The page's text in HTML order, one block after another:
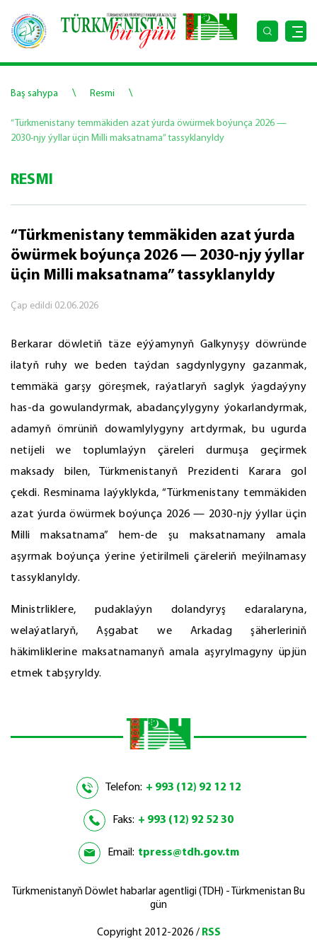
Baş sahypa \ Resmi \
“Türkmenistany temmäkiden azat ýurda öwürmek boýunça 2026 —
2030-njy ýyllar üçin Milli maksatnama” tassyklanyldy
RESMI
“Türkmenistany temmäkiden azat ýurda
öwürmek boýunça 2026 — 2030-njy ýyllar
üçin Milli maksatnama” tassyklanyldy
Çap edildi 02.06.2026
Berkarar döwletiň täze eýýamynyň Galkynyşy döwründe
ilatyň ruhy we beden taýdan sagdynlygyny gazanmak,
temmäkä garşy göreşmek, raýatlaryň saglyk ýagdaýyny
has-da gowulandyrmak, abadançylygyny ýokarlandyrmak,
adamyň ömrüniň dowamlylygyny artdyrmak, bu ugurda
netijeli we toplumlaýyn çäreleri durmuşa geçirmek
maksady bilen, Türkmenistanyň Prezidenti Karara gol
çekdi. Resminama laýyklykda, “Türkmenistany temmäkiden
azat ýurda öwürmek boýunça 2026 — 2030-njy ýyllar üçin
Milli maksatnama” hem-de şu maksatnamany amala
aşyrmak boýunça ýerine ýetirilmeli çäreleriň meýilnamasy
tassyklanyldy.
Ministrliklere, pudaklaýyn dolandyryş edaralaryna,
welaýatlaryň, Aşgabat we Arkadag şäherleriniň
häkimliklerine maksatnamanyň amala aşyrylmagyny üpjün
etmek tabşyryldy.
Telefon: + 993 (12) 92 12 12
Faks: + 993 (12) 92 52 30
Email: tpress@tdh.gov.tm
Türkmenistanyň Döwlet habarlar agentligi (TDH) - Türkmenistan Bu
gün
Copyright 2012-2026 / RSS